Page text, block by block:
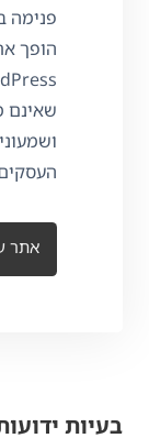
פנימה
הופך
שאינם
אתר
בעיות